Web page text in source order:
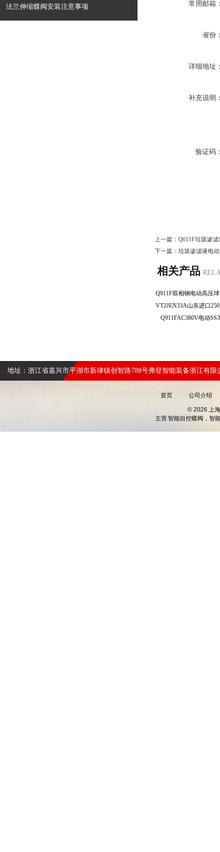
法兰伸缩蝶阀安装注意事项
常用邮箱
省份
详细地址
补充说明
验证码
上一篇： Q611F垃圾渗
下一篇： 垃圾渗滤液电
相关产品
Q911FAC380V电动
地址：浙江省嘉兴市平湖市新埭镇创智路788号弗登智能装备浙江有限
首页 公司介绍
© 2026 上
主营智能自控蝶阀，智